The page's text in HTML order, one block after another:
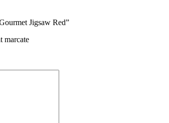
Jigsaw Red”
marcate